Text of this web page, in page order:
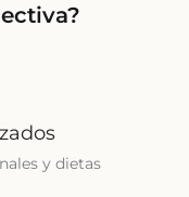
y dietas